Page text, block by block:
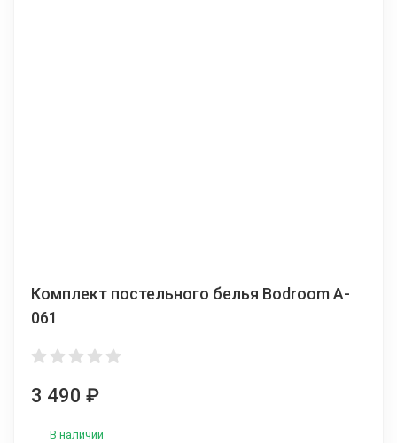
Комплект постельного белья Bodroom A-
061
3 490 ₽
В наличии